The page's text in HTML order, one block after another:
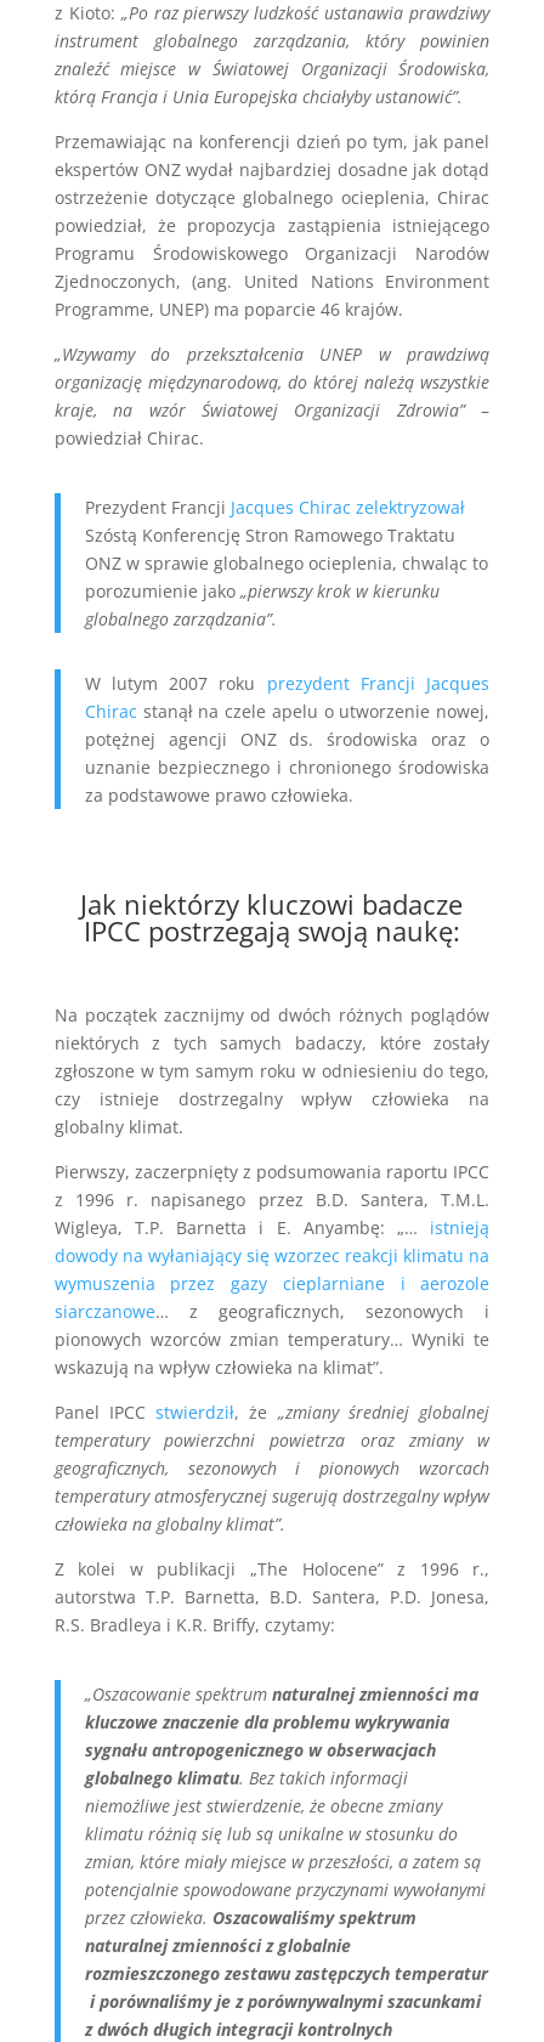
z Kioto: „Po raz pierwszy ludzkość ustanawia prawdziwy
instrument globalnego zarządzania, który powinien
znaleźć miejsce w Światowej Organizacji Środowiska,
którą Francja i Unia Europejska chciałyby ustanowić”.
Przemawiając na konferencji dzień po tym, jak panel
ekspertów ONZ wydał najbardziej dosadne jak dotąd
ostrzeżenie dotyczące globalnego ocieplenia, Chirac
powiedział, że propozycja zastąpienia istniejącego
Programu Środowiskowego Organizacji Narodów
Zjednoczonych, (ang. United Nations Environment
Programme, UNEP) ma poparcie 46 krajów.
„Wzywamy do przekształcenia UNEP w prawdziwą
organizację międzynarodową, do której należą wszystkie
kraje, na wzór Światowej Organizacji Zdrowia”–
powiedział Chirac.
Prezydent Francji Jacques Chirac zelektryzował
Szóstą Konferencję Stron Ramowego Traktatu
ONZ w sprawie globalnego ocieplenia, chwaląc to
porozumienie jako „pierwszy krok w kierunku
globalnego zarządzania”.
W lutym 2007 roku prezydent Francji Jacques
Chirac stanął na czele apelu o utworzenie nowej,
potężnej agencji ONZ ds. środowiska oraz o
uznanie bezpiecznego i chronionego środowiska
za podstawowe prawo człowieka.
Jak niektórzy kluczowi badacze
IPCC postrzegają swoją naukę:
Na początek zacznijmy od dwóch różnych poglądów
niektórych z tych samych badaczy, które zostały
zgłoszone w tym samym roku w odniesieniu do tego,
czy istnieje dostrzegalny wpływ człowieka na
globalny klimat.
Pierwszy, zaczerpnięty z podsumowania raportu IPCC
z 1996 r. napisanego przez B.D. Santera, T.M.L.
Wigleya, T.P. Barnetta i E. Anyambę: „… istnieją
dowody na wyłaniający się wzorzec reakcji klimatu na
wymuszenia przez gazy cieplarniane i aerozole
siarczanowe… z geograficznych, sezonowych i
pionowych wzorców zmian temperatury… Wyniki te
wskazują na wpływ człowieka na klimat”.
Panel IPCCstwierdził, że „zmiany średniej globalnej
temperatury powierzchni powietrza oraz zmiany w
geograficznych, sezonowych i pionowych wzorcach
temperatury atmosferycznej sugerują dostrzegalny wpływ
człowieka na globalny klimat”.
Z kolei w publikacji „The Holocene” z 1996 r.,
autorstwa T.P. Barnetta, B.D. Santera, P.D. Jonesa,
R.S. Bradleya i K.R. Briffy, czytamy:
„Oszacowanie spektrum naturalnej zmienności ma
kluczowe znaczenie dla problemu wykrywania
sygnału antropogenicznego w obserwacjach
globalnego klimatu. Bez takich informacji
niemożliwe jest stwierdzenie, że obecne zmiany
klimatu różnią się lub są unikalne w stosunku do
zmian, które miały miejsce w przeszłości, a zatem są
potencjalnie spowodowane przyczynami wywołanymi
przez człowieka. Oszacowaliśmy spektrum
naturalnej zmienności z globalnie
rozmieszczonego zestawu zastępczych temperatur
i porównaliśmy je z porównywalnymi szacunkami
z dwóch długich integracji kontrolnych